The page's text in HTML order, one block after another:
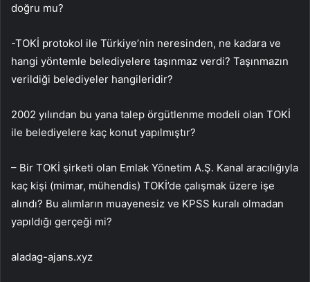
doğru mu?
-TOKİ protokol ile Türkiye’nin neresinden, ne kadara ve
hangi yöntemle belediyelere taşınmaz verdi? Taşınmazın
verildiği belediyeler hangileridir?
2002 yılından bu yana talep örgütlenme modeli olan TOKİ
ile belediyelere kaç konut yapılmıştır?
– Bir TOKİ şirketi olan Emlak Yönetim A.Ş. Kanal aracılığıyla
kaç kişi (mimar, mühendis) TOKİ’de çalışmak üzere işe
alındı? Bu alımların muayenesiz ve KPSS kuralı olmadan
yapıldığı gerçeği mi?
aladag-ajans.xyz